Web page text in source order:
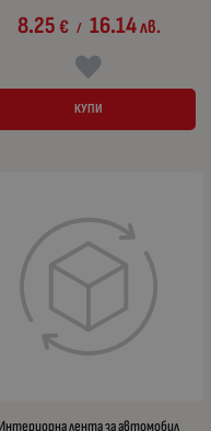
8.25€ / 16.14лв.
КУПИ
Интериорна лента за автомобил